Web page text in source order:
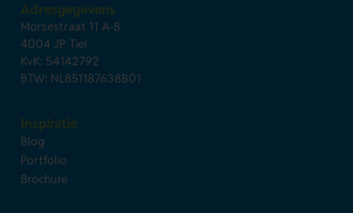
Adresgegevens
Morsestraat 11 A-B
4004 JP Tiel
KvK: 54142792
BTW: NL851187638B01
Inspiratie
Blog
Portfolio
Brochure